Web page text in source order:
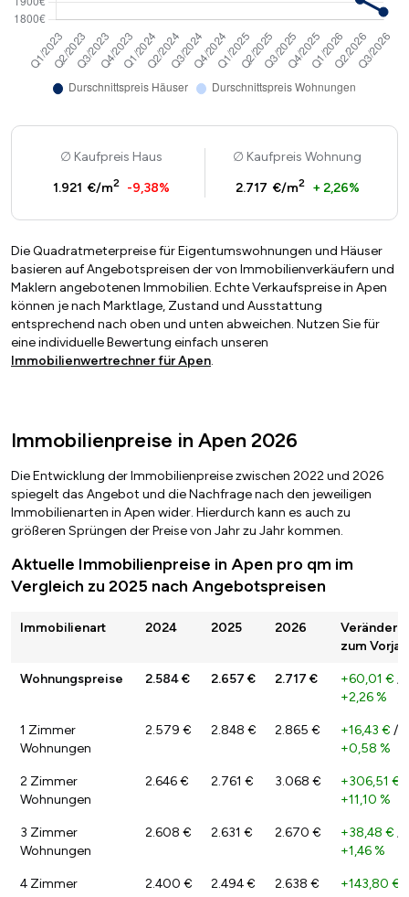
Kaufpreis Haus
1.921 €/m2 -9,38%
Kaufpreis Wohnung
2.717 €/m2 + 2,26%
Die Quadratmeterpreise für Eigentumswohnungen und Häuser
basieren auf Angebotspreisen der von Immobilienverkäufern und
Maklern angebotenen Immobilien. Echte Verkaufspreise in Apen
können je nach Marktlage, Zustand und Ausstattung
entsprechend nach oben und unten abweichen. Nutzen Sie für
eine individuelle Bewertung einfach unseren
Immobilienwertrechner für Apen.
Immobilienpreise in Apen 2026
Die Entwicklung der Immobilienpreise zwischen 2022 und 2026
spiegelt das Angebot und die Nachfrage nach den jeweiligen
Immobilienarten in Apen wider. Hierdurch kann es auch zu
größeren Sprüngen der Preise von Jahr zu Jahr kommen.
Aktuelle Immobilienpreise in Apen pro qm im
Vergleich zu 2025 nach Angebotspreisen
Immobilienart 2024 2025 2026
zum
Wohnungspreise 2.584 € 2.657 € 2.717 € +60,01 € /
+2,26 %
1 Zimmer
Wohnungen
2.579 € 2.848 € 2.865 € +16,43 € /
+0,58 %
2 Zimmer
Wohnungen
2.646 € 2.761 € 3.068 € +306,51 €
+11,10 %
3 Zimmer
Wohnungen
2.608 € 2.631 € 2.670 € +38,48 € /
+1,46 %
4 Zimmer
2.400 € 2.494 € 2.638 € +143,80 €